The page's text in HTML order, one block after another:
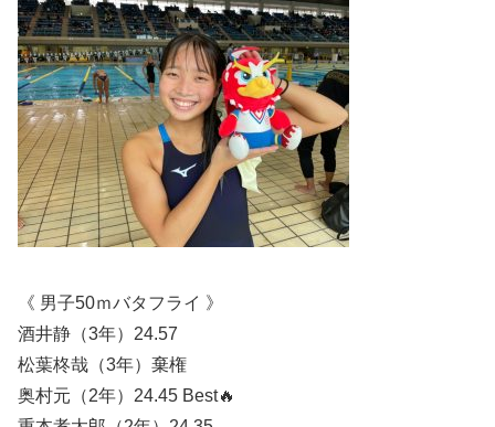
《 男子50ｍバタフライ 》
酒井静（3年）24.57
松葉柊哉（3年）棄権
奥村元（2年）24.45 Best🔥